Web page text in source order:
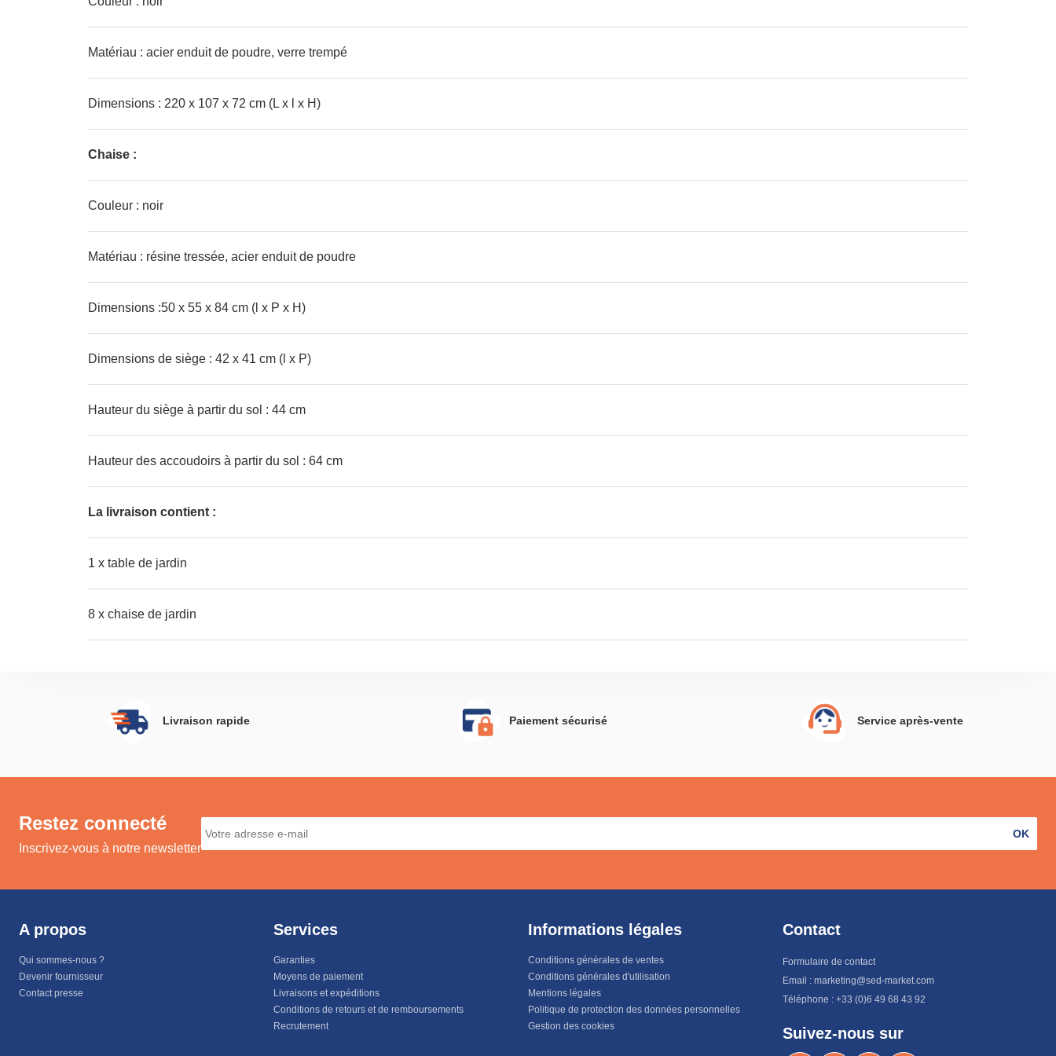
Matériau : acier enduit de poudre, verre trempé
Dimensions : 220 x 107 x 72 cm (L x l x H)
Chaise :
Couleur : noir
Matériau : résine tressée, acier enduit de poudre
Dimensions :50 x 55 x 84 cm (l x P x H)
Dimensions de siège : 42 x 41 cm (l x P)
Hauteur du siège à partir du sol : 44 cm
Hauteur des accoudoirs à partir du sol : 64 cm
La livraison contient :
1 x table de jardin
8 x chaise de jardin
Livraison rapide Paiement sécurisé Service après-vente
Restez connecté
Inscrivez-vous à notre newsletter
OK
A propos
Qui sommes-nous ?
Devenir fournisseur
Contact presse
Services
Garanties
Moyens de paiement
Livraisons et expéditions
Conditions de retours et de remboursements
Recrutement
Informations légales
Conditions générales de ventes
Conditions générales d'utilisation
Mentions légales
Politique de protection des données personnelles
Gestion des cookies
Contact
Formulaire de contact
Email : marketing@sed-market.com
Téléphone : +33 (0)6 49 68 43 92
Suivez-nous sur